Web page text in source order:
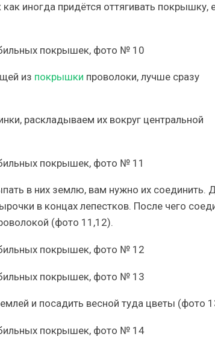
иногда придётся оттягивать покрышку,
из покрышки проволоки, лучше сразу
раскладываем их вокруг центральной
в них землю, вам нужно их соединить.
в концах лепестков. После чего
(фото 11,12).
и посадить весной туда цветы (фото